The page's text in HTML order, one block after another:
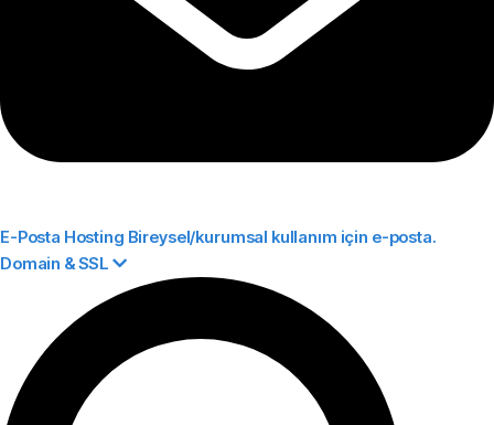
E-Posta Hosting Bireysel/kurumsal kullanım için e-posta.
Domain & SSL